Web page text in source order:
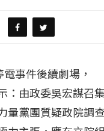
事件後續劇場，
：由政委吳宏謀召
量黨團質疑政院調